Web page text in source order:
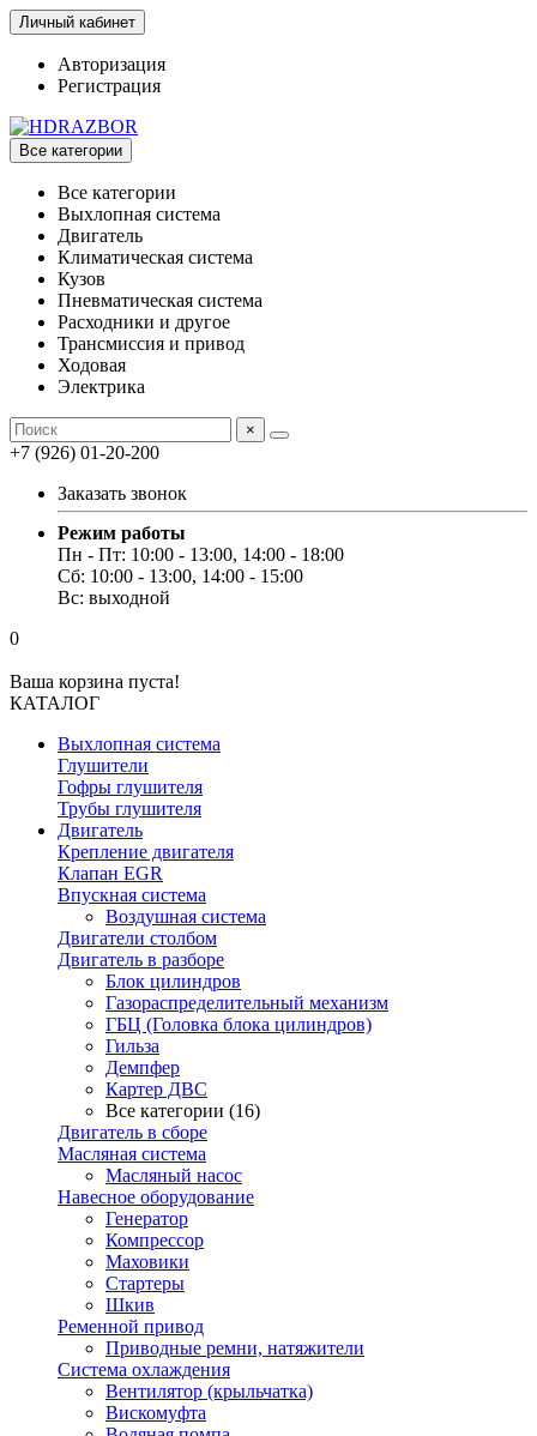
Личный кабинет
Авторизация
Регистрация
Все категории
Все категории
Выхлопная система
Двигатель
Климатическая система
Кузов
Пневматическая система
Расходники и другое
Трансмиссия и привод
Ходовая
Электрика
×
+7 (926) 01-20-200
Заказать звонок
Режим работы
Пн - Пт: 10:00 - 13:00, 14:00 - 18:00
Сб: 10:00 - 13:00, 14:00 - 15:00
Вс: выходной
0
Ваша корзина пуста!
КАТАЛОГ
Выхлопная система
Глушители
Гофры глушителя
Трубы глушителя
Двигатель
Крепление двигателя
Клапан EGR
Впускная система
Воздушная система
Двигатели столбом
Двигатель в разборе
Блок цилиндров
Газораспределительный механизм
ГБЦ (Головка блока цилиндров)
Гильза
Демпфер
Картер ДВС
Все категории (16)
Двигатель в сборе
Масляная система
Масляный насос
Навесное оборудование
Генератор
Компрессор
Маховики
Стартеры
Шкив
Ременной привод
Приводные ремни, натяжители
Система охлаждения
Вентилятор (крыльчатка)
Вискомуфта